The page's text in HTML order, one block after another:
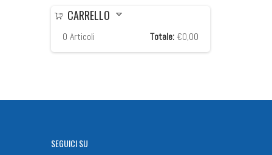
CARRELLO
0 Articoli Totale: €0,00
SEGUICISU